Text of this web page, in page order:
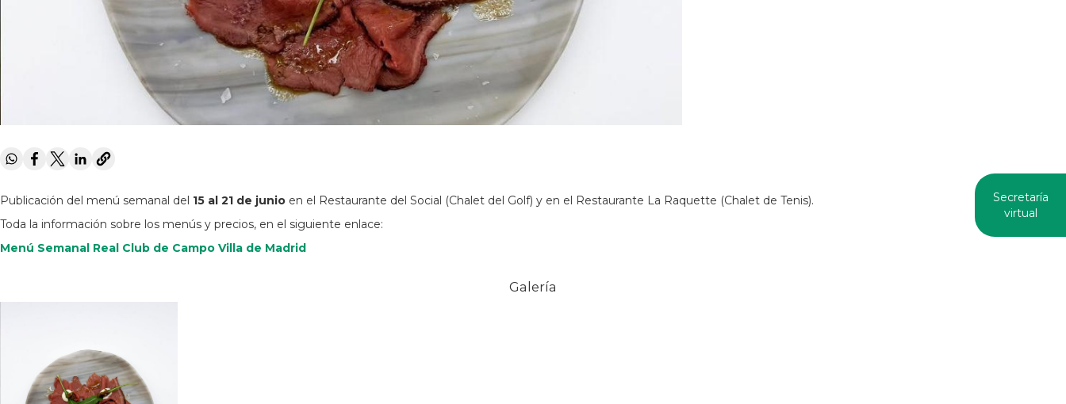
Secretaría
virtual
Publicación del menú semanal del 15 al 21 de junio en el Restaurante del Social (Chalet del Golf) y en el Restaurante La Raquette (Chalet de Tenis).
Toda la información sobre los menús y precios, en el siguiente enlace:
Menú Semanal Real Club de Campo Villa de Madrid
Galería